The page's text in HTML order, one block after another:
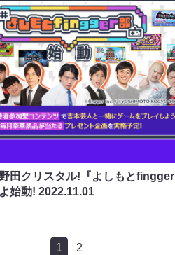
田クリスタル!『よしもとfingger
始動!2022.11.01
1 2